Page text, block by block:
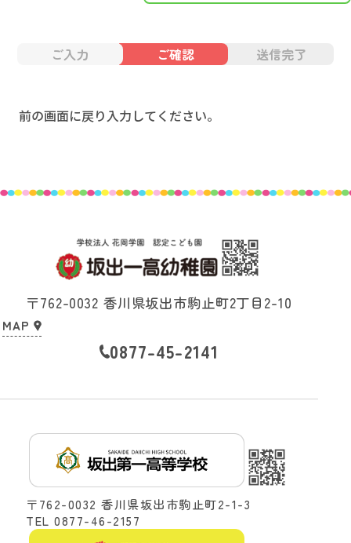
ご入力 ご確認 送信完了
前の画面に戻り入力してください。
〒762-0032 香川県坂出市駒止町2丁目2-10
MAP
0877-45-2141
〒762-0032 香川県坂出市駒止町2-1-3
TEL0877-46-2157